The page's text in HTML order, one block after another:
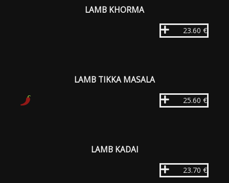
LAMB KHORMA
23.60 €
LAMB TIKKA MASALA
25.60 €
LAMB KADAI
23.70 €